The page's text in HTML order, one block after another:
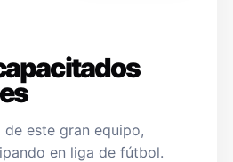
este gran equipo,
en liga de fútbol.